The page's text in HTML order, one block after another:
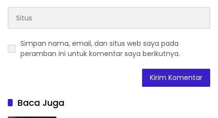
Simpan nama, email, dan situs web saya pada
peramban ini untuk komentar saya berikutnya.
Baca Juga